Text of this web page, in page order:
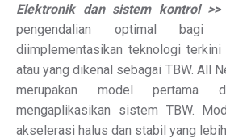
Elektronik dan sistem kontrol >>
pengendalian optimal bagi
diimplementasikan teknologi terkini
atau yang dikenal sebagai TBW. All
merupakan model pertama
mengaplikasikan sistem TBW.
akselerasi halus dan stabil yang